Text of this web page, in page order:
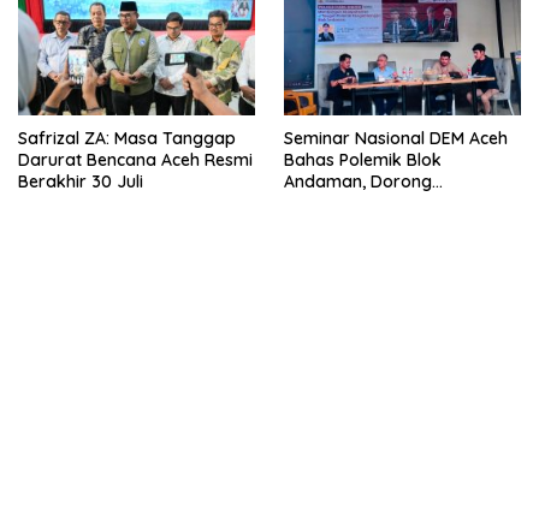
Safrizal ZA: Masa Tanggap
Darurat Bencana Aceh Resmi
Berakhir 30 Juli
Seminar Nasional DEM Aceh
Bahas Polemik Blok
Andaman, Dorong